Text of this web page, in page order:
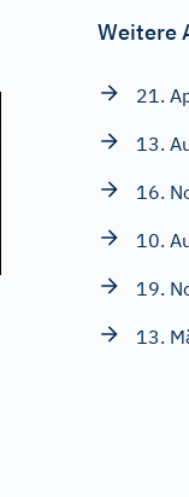
Weitere
21.
13.
16.
10.
19.
13.